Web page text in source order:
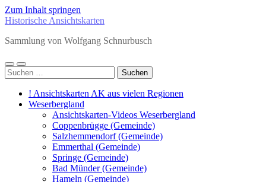
Zum Inhalt springen
Historische Ansichtskarten
Sammlung von Wolfgang Schnurbusch
Mobile-
Menü
Suchfeld
ein-/ausblenden
Suchen
nach:
! Ansichtskarten AK aus vielen Regionen
Weserbergland
Ansichtskarten-Videos Weserbergland
Coppenbrügge (Gemeinde)
Salzhemmendorf (Gemeinde)
Emmerthal (Gemeinde)
Springe (Gemeinde)
Bad Münder (Gemeinde)
Hameln (Gemeinde)